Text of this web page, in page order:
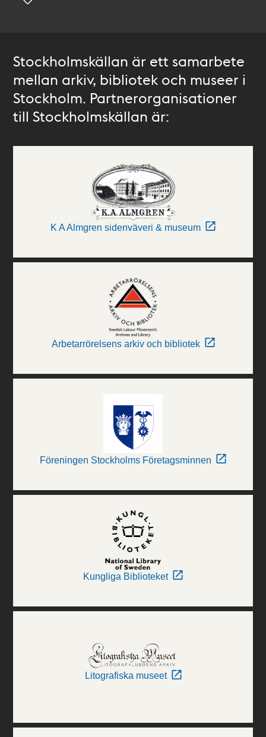
Stockholmskällan är ett samarbete
mellan arkiv, bibliotek och museer i
Stockholm. Partnerorganisationer
till Stockholmskällan är:
K A Almgren sidenväveri & museum
Arbetarrörelsens arkiv och bibliotek
Föreningen Stockholms Företagsminnen
Kungliga Biblioteket
Litografiska museet